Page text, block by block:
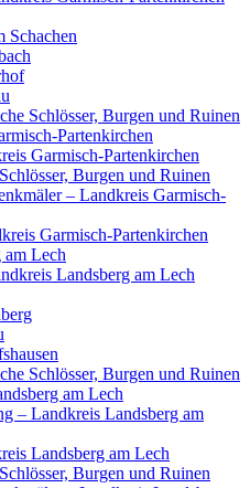
Schachen
Schlösser, Burgen und Ruinen
Partenkirchen
Garmisch-Partenkirchen
Burgen und Ruinen
– Landkreis Garmisch-
Garmisch-Partenkirchen
am Lech
Landsberg am Lech
Schlösser, Burgen und Ruinen
am Lech
– Landkreis Landsberg am
Landsberg am Lech
Burgen und Ruinen